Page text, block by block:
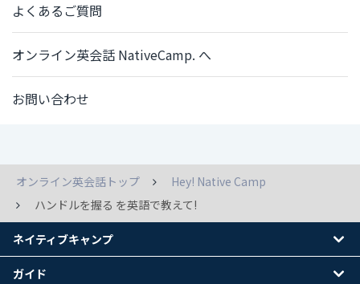
よくあるご質問
オンライン英会話 NativeCamp. へ
お問い合わせ
オンライン英会話トップ
Hey! Native Camp
ハンドルを握る を英語で教えて!
ネイティブキャンプ
ガイド